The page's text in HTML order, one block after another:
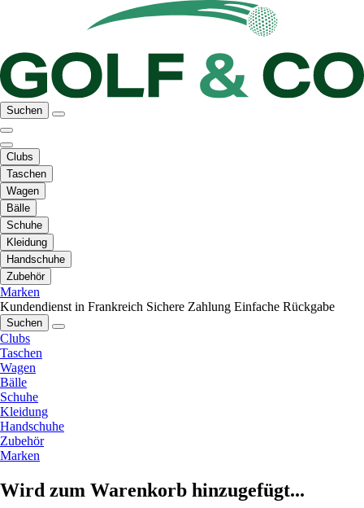
Suchen
Clubs
Taschen
Wagen
Bälle
Schuhe
Kleidung
Handschuhe
Zubehör
Marken
Kundendienst in Frankreich Sichere Zahlung Einfache Rückgabe
Suchen
Clubs
Taschen
Wagen
Bälle
Schuhe
Kleidung
Handschuhe
Zubehör
Marken
Wird zum Warenkorb hinzugefügt...